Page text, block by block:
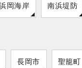
岡海岸 南浜堤防
長岡市 聖籠町